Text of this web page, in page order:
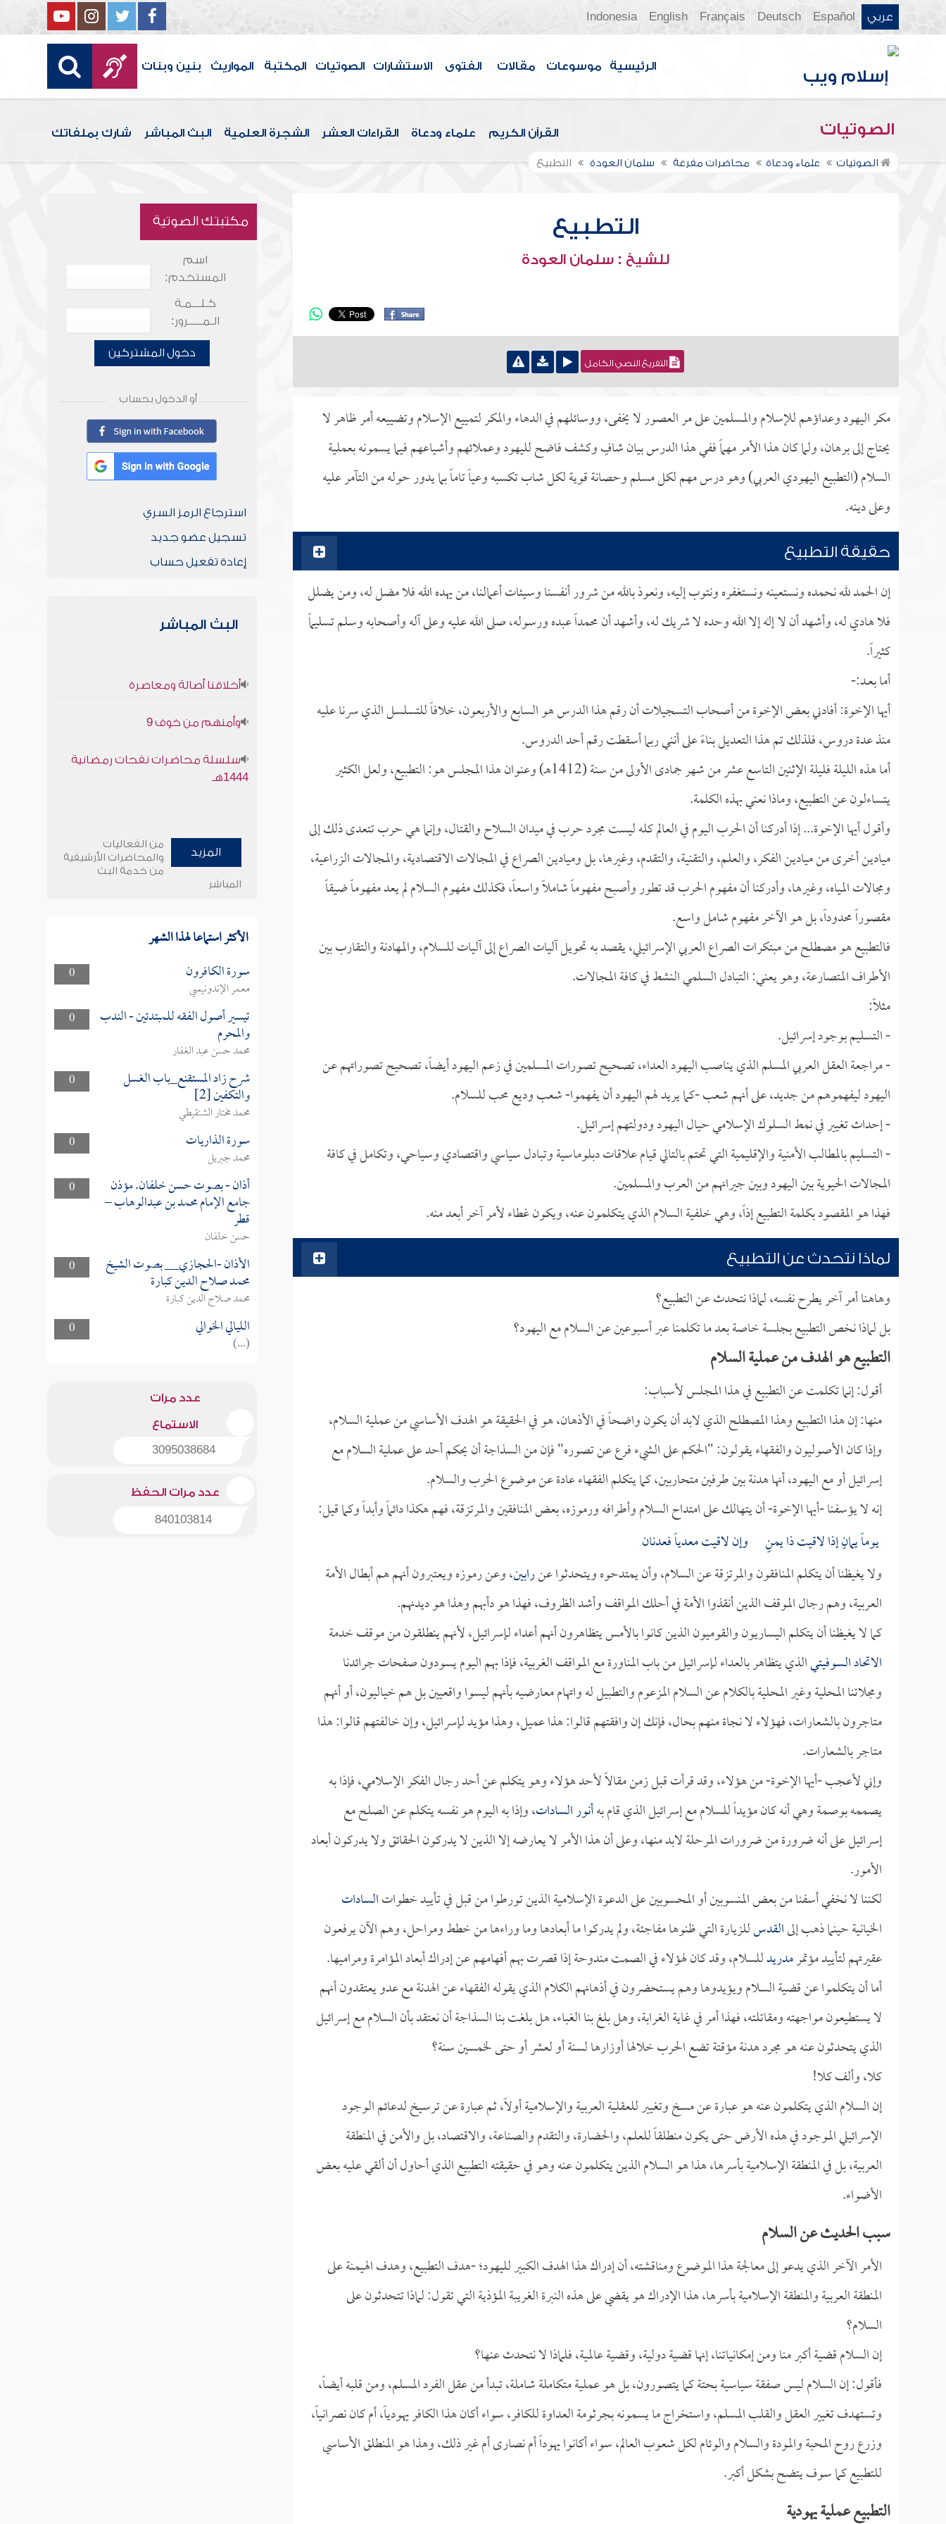
عربي Español
Deutsch
Français
English
Indonesia
الرئيسية موسوعات مقالات الفتوى الاستشارات الصوتيات المكتبة المواريث بنين وبنات
الصوتيات القرآن الكريم علماء ودعاة القراءات العشر الشجرة العلمية البث المباشر شارك بملفاتك
الصوتيات علماء ودعاة محاضرات مفرغة سلمان العودة التطبيع
التطبيع
للشيخ : سلمان العودة
التفريغ النصي الكامل
مكر اليهود وعداؤهم للإسلام والمسلمين على مر العصور لا يخفى، ووسائلهم في الدهاء والمكر لتمييع الإسلام وتضييعه أمر ظاهر لا
يحتاج إلى برهان، ولما كان هذا الأمر مهماً ففي هذا الدرس بيان شافٍ وكشف فاضح لليهود وعملائهم وأشياعهم فيما يسمونه بعملية
السلام (التطبيع اليهودي العربي) وهو درس مهم لكل مسلم وحصانة قوية لكل شاب تكسبه وعياً تاماً بما يدور حوله من التآمر عليه
وعلى دينه.
حقيقة التطبيع
إن الحمد لله نحمده ونستعينه ونستغفره ونتوب إليه، ونعوذ بالله من شرور أنفسنا وسيئات أعمالنا، من يهده الله فلا مضل له، ومن يضلل
فلا هادي له، وأشهد أن لا إله إلا الله وحده لا شريك له، وأشهد أن محمداً عبده ورسوله، صلى الله عليه وعلى آله وأصحابه وسلم تسليماً
كثيراً.
أما بعــد:-
أيها الإخوة: أفادني بعض الإخوة من أصحاب التسجيلات أن رقم هذا الدرس هو السابع والأربعون، خلافاً للتسلسل الذي سرنا عليه
منذ عدة دروس، فلذلك تم هذا التعديل بناءً على أنني ربما أسقطت رقم أحد الدروس.
أما هذه الليلة فليلة الإثنين التاسع عشر من شهر جمادى الأولى من سنة (1412هـ) وعنوان هذا المجلس هو: التطبيع، ولعل الكثير
يتساءلون عن التطبيع، وماذا نعني بهذه الكلمة.
وأقول أيها الإخوة... إذا أدركنا أن الحرب اليوم في العالم كله ليست مجرد حرب في ميدان السلاح والقتال، وإنما هي حرب تتعدى ذلك إلى
ميادين أخرى من ميادين الفكر، والعلم، والتقنية، والتقدم، وغيرها، بل وميادين الصراع في المجالات الاقتصادية، والمجالات الزراعية،
ومجالات المياه، وغيرها، وأدركنا أن مفهوم الحرب قد تطور وأصبح مفهوماً شاملاً واسعاً، فكذلك مفهوم السلام لم يعد مفهوماً ضيقاً
مقصوراً محدوداً، بل هو الآخر مفهوم شامل واسع.
فالتطبيع هو مصطلح من مبتكرات الصراع العربي الإسرائيلي، يقصد به تحويل آليات الصراع إلى آليات للسلام، والمهادنة والتقارب بين
الأطراف المتصارعة، وهو يعني: التبادل السلمي النشط في كافة المجالات.
مثلاً:
- التسليم بوجود إسرائيل.
- مراجعة العقل العربي المسلم الذي يناصب اليهود العداء، تصحيح تصورات المسلمين في زعم اليهود أيضاً، تصحيح تصوراتهم عن
اليهود ليفهموهم من جديد، على أنهم شعب -كما يريد لهم اليهود أن يفهموا- شعب وديع محب للسلام.
- إحداث تغيير في نمط السلوك الإسلامي حيال اليهود ودولتهم إسرائيل.
- التسليم بالمطالب الأمنية والإقليمية التي تحتم بالتالي قيام علاقات دبلوماسية وتبادل سياسي واقتصادي وسياحي، وتكامل في كافة
المجالات الحيوية بين اليهود وبين جيرانهم من العرب والمسلمين.
فهذا هو المقصود بكلمة التطبيع إذاً، وهي خلفية السلام الذي يتكلمون عنه، ويكون غطاء لأمر آخر أبعد منه.
لماذا نتحدث عن التطبيع
وهاهنا أمر آخر يطرح نفسه، لماذا نتحدث عن التطبيع؟
بل لماذا نخص التطبيع بجلسة خاصة بعد ما تكلمنا عبر أسبوعين عنالسلام مع اليهود؟
التطبيع هو الهدف من عملية السلام
أقول: إنما تكلمت عن التطبيع في هذا المجلس لأسباب:
منها: إن هذا التطبيع وهذا المصطلح الذي لابد أن يكون واضحاً في الأذهان، هو في الحقيقة هو الهدف الأساسي من عملية السلام،
وإذا كان الأصوليون والفقهاء يقولون: "الحكم على الشيء فرع عن تصوره" فإن من السذاجة أن يحكم أحد على عملية السلام مع
إسرائيل أو مع اليهود، أنها هدنة بين طرفين متحاربين، كما يتكلم الفقهاء عادة عن موضوع الحرب والسلام.
إنه لا يؤسفنا -أيها الإخوة- أن يتهالك على امتداح السلام وأطرافه ورموزه، بعض المنافقين والمرتزقة، فهم هكذا دائماً وأبداً وكما قيل:
يوماً يمانٍ إذا لاقيت ذا يمنٍ وإن لاقيت معدياً فعدنان
ولا يغيظنا أن يتكلم المنافقون والمرتزقة عن السلام، وأن يمتدحوه ويتحدثوا عنرابين، وعن رموزه ويعتبرون أنهم هم أبطال الأمة
العربية، وهم رجال الموقف الذين أنقذوا الأمة في أحلك المواقف وأشد الظروف، فهذا هو دأبهم وهذا هو ديدنهم.
كما لا يغيظنا أن يتكلم اليساريون والقوميون الذين كانوا بالأمس يتظاهرون أنهم أعداء لـإسرائيل، لأنهم ينطلقون من موقف خدمة
الاتحاد السوفيتيالذي يتظاهر بالعداء لـإسرائيل من باب المناورة مع المواقف الغربية، فإذا بهم اليوم يسودون صفحات جرائدنا
ومجلاتنا المحلية وغير المحلية بالكلام عن السلام المزعوم والتطبيل له واتهام معارضيه بأنهم ليسوا واقعيين بل هم خياليون، أو أنهم
متاجرون بالشعارات، فهؤلاء لا نجاة منهم بحال، فإنك إن وافقتهم قالوا: هذا عميل، وهذا مؤيد لـإسرائيل، وإن خالفتهم قالوا: هذا
متاجر بالشعارات.
وإني لأعجب -أيها الإخوة- من هؤلاء، وقد قرأت قبل زمن مقالاً لأحد هؤلاء وهو يتكلم عن أحد رجال الفكر الإسلامي، فإذا به
يصممه بوصمة وهي أنه كان مؤيداً للسلام مع إسرائيل الذي قام بهأنور السادات، وإذا به اليوم هو نفسه يتكلم عن الصلح مع
إسرائيل على أنه ضرورة من ضرورات المرحلة لابد منها، وعلى أن هذا الأمر لا يعارضه إلا الذين لا يدركون الحقائق ولا يدركون أبعاد
الأمور.
لكننا لا نخفي أسفنا من بعض المنسوبين أو المحسوبين على الدعوة الإسلامية الذين تورطوا من قبل في تأييد خطواتالسادات
الخيانية حينما ذهب إلىالقدسللزيارة التي ظنوها مفاجئة، ولم يدركوا ما أبعادها وما وراءها من خطط ومراحل، وهم الآن يرفعون
عقيرتهم لتأييد مؤتمرمدريدللسلام، وقد كان لهؤلاء في الصمت مندوحة إذا قصرت بهم أفهامهم عن إدراك أبعاد المؤامرة ومراميها.
أما أن يتكلموا عن قضية السلام ويؤيدوها وهم يستحضرون في أذهانهم الكلام الذي يقوله الفقهاء عن الهدنة مع عدو يعتقدون أنهم
لا يستطيعون مواجهته ومقاتلته، فهذا أمر في غاية الغرابة، وهل بلغ بنا الغباء، هل بلغت بنا السذاجة أن نعتقد بأن السلام مع إسرائيل
الذي يتحدثون عنه هو مجرد هدنة مؤقتة تضع الحرب خلالها أوزارها لسنة أو لعشر أو حتى لخمسين سنة؟
كلا، وألف كلا!
إن السلام الذي يتكلمون عنه هو عبارة عن مسخ وتغيير للعقلية العربية والإسلامية أولاً، ثم عبارة عن ترسيخ لدعائم الوجود
الإسرائيلي الموجود في هذه الأرض حتى يكون منطلقاً للعلم، والحضارة، والتقدم والصناعة، والاقتصاد، بل والأمن في المنطقة
العربية، بل في المنطقة الإسلامية بأسرها، هذا هو السلام الذين يتكلمون عنه وهو في حقيقته التطبيع الذي أحاول أن ألقي عليه بعض
الأضواء.
سبب الحديث عن السلام
الأمر الآخر الذي يدعو إلى معالجة هذا الموضوع ومناقشته، أن إدراك هذا الهدف الكبير لليهود؛ -هدف التطبيع، وهدف الهيمنة على
المنطقة العربية والمنطقة الإسلامية بأسرها، هذا الإدراك هو يقضي على هذه النبرة الغريبة المؤذية التي تقول: لماذا تتحدثون على
السلام؟
إن السلام قضية أكبر منا ومن إمكانياتنا، إنها قضية دولية، وقضية عالمية، فلماذا لا نتحدث عنها؟
فأقول: إن السلام ليس صفقة سياسية بحتة كما يتصورون، بل هو عملية متكاملة شاملة، تبدأ من عقل الفرد المسلم، ومن قلبه أيضاً،
وتستهدف تغيير العقل والقلب المسلم، واستخراج ما يسمونه بجرثومة العداوة للكافر، سواء أكان هذا الكافر يهودياً، أم كان نصرانياً،
وزرع روح المحبة والمودة والسلام والوئام لكل شعوب العالم، سواء أكانوا يهوداً أم نصارى أم غير ذلك، وهذا هو المنطلق الأساسي
للتطبيع كما سوف يتضح بشكل أكبر.
التطبيع عملية يهودية
مكتبتك الصوتية
اسم
المستخدم:
كـلـــمـة
الـمـــــرور:
دخول المشتركين
أو الدخول بحساب
استرجاع الرمز السري
تسجيل عضو جديد
إعادة تفعيل حساب
البث المباشر
أخلاقنا أصالة ومعاصرة
وأمنهم من خوف 9
سلسلة محاضرات نفحات رمضانية
1444هـ
المزيد
من الفعاليات
والمحاضرات الأرشيفية
من خدمة البث
المباشر
الأكثر استماعا لهذا الشهر
0 سورة الكافرون
معمر الإندونيسي
0
تيسير أصول الفقه للمبتدئين - الندب
والمحرم
محمد حسن عبد الغفار
0
شرح زاد المستقنع_باب الغسل
والتكفين [2]
محمد مختار الشنقيطي
0
سورة الذاريات
محمد جبريل
0
أذان - بصوت حسن خلفان. مؤذن
جامع الإمام محمد بن عبدالوهاب –
قطر
حسن خلفان
0
الأذان -الحجازي__ بصوت الشيخ
محمد صلاح الدين كبارة
محمد صلاح الدين كبارة
0
الليالي الخوالي
(...)
عدد مرات
الاستماع
3095038684
عدد مرات الحفظ
840103814